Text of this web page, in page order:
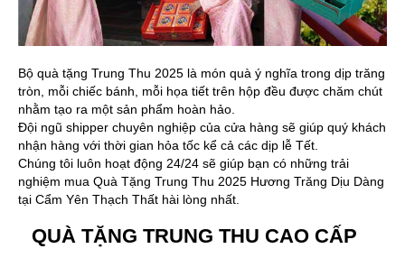
Bộ quà tặng Trung Thu 2025 là món quà ý nghĩa trong dịp trăng
tròn, mỗi chiếc bánh, mỗi họa tiết trên hộp đều được chăm chút
nhằm tạo ra một sản phẩm hoàn hảo.
Đội ngũ shipper chuyên nghiệp của cửa hàng sẽ giúp quý khách
nhận hàng với thời gian hỏa tốc kể cả các dịp lễ Tết.
Chúng tôi luôn hoạt động 24/24 sẽ giúp bạn có những trải
nghiệm mua Quà Tặng Trung Thu 2025 Hương Trăng Dịu Dàng
tại Cẩm Yên Thạch Thất hài lòng nhất.
QUÀ TẶNG TRUNG THU CAO CẤP